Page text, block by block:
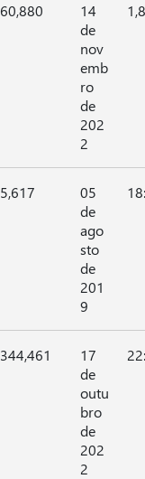
60,880
14
de
nov
emb
ro
de
202
2
5,617
05
de
ago
sto
de
201
9
344,461
17
de
outu
bro
de
202
2